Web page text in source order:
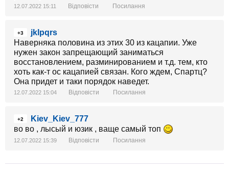
12.07.2022 15:11 Відповісти Посилання
+3
jklpqrs
Наверняка половина из этих 30 из кацапии. Уже
нужен закон запрещающий заниматься
восстановлением, разминированием и т.д. тем, кто
хоть как-т ос кацапией связан. Кого ждем, Спартц?
Она придет и таки порядок наведет.
12.07.2022 15:04 Відповісти Посилання
+2
Kiev_Kiev_777
во во , лысый и юзик , ваще самый топ
12.07.2022 15:39 Відповісти Посилання